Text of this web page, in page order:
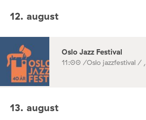
12. august
Oslo Jazz Festival
11:00 /Oslo jazzfestival / ,
13. august